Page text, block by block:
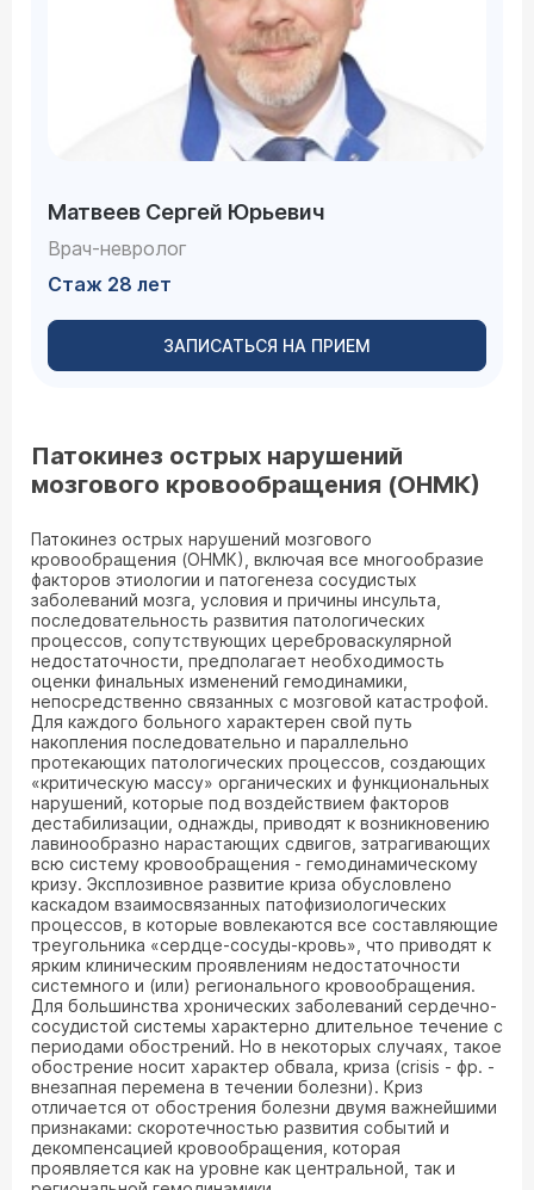
Матвеев Сергей Юрьевич
Врач-невролог
Стаж 28 лет
ЗАПИСАТЬСЯ НА ПРИЕМ
Патокинез острых нарушений
мозгового кровообращения (ОНМК)
Патокинез острых нарушений мозгового
кровообращения (ОНМК), включая все многообразие
факторов этиологии и патогенеза сосудистых
заболеваний мозга, условия и причины инсульта,
последовательность развития патологических
процессов, сопутствующих цереброваскулярной
недостаточности, предполагает необходимость
оценки финальных изменений гемодинамики,
непосредственно связанных с мозговой катастрофой.
Для каждого больного характерен свой путь
накопления последовательно и параллельно
протекающих патологических процессов, создающих
«критическую массу» органических и функциональных
нарушений, которые под воздействием факторов
дестабилизации, однажды, приводят к возникновению
лавинообразно нарастающих сдвигов, затрагивающих
всю систему кровообращения - гемодинамическому
кризу. Эксплозивное развитие криза обусловлено
каскадом взаимосвязанных патофизиологических
процессов, в которые вовлекаются все составляющие
треугольника «сердце-сосуды-кровь», что приводят к
ярким клиническим проявлениям недостаточности
системного и (или) регионального кровообращения.
Для большинства хронических заболеваний сердечно-
сосудистой системы характерно длительное течение с
периодами обострений. Но в некоторых случаях, такое
обострение носит характер обвала, криза (crisis - фр. -
внезапная перемена в течении болезни). Криз
отличается от обострения болезни двумя важнейшими
признаками: скоротечностью развития событий и
декомпенсацией кровообращения, которая
проявляется как на уровне как центральной, так и